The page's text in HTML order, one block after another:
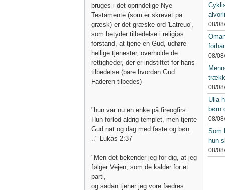
bruges i det oprindelige Nye
Testamente (som er skrevet på
græsk) er det græske ord 'Latreuo',
som betyder tilbedelse i religiøs
forstand, at tjene en Gud, udføre
hellige tjenester, overholde de
rettigheder, der er indstiftet for hans
tilbedelse (bare hvordan Gud
Faderen tilbedes)
"hun var nu en enke på fireogfirs.
Hun forlod aldrig templet, men tjente
Gud nat og dag med faste og bøn.
.." Lukas 2:37
"Men det bekender jeg for dig, at jeg
følger Vejen, som de kalder for et
parti,
og sådan tjener jeg vore fædres
08/
08/
08/
Ulla
børn
08/
Som
hun
08/